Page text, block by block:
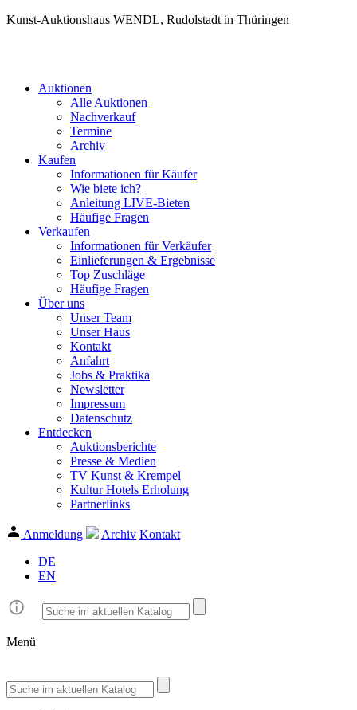
Kunst-Auktionshaus WENDL, Rudolstadt in Thüringen
Auktionen
Alle Auktionen
Nachverkauf
Termine
Archiv
Kaufen
Informationen für Käufer
Wie biete ich?
Anleitung LIVE-Bieten
Häufige Fragen
Verkaufen
Informationen für Verkäufer
Einlieferungen & Ergebnisse
Top Zuschläge
Häufige Fragen
Über uns
Unser Team
Unser Haus
Kontakt
Anfahrt
Jobs & Praktika
Newsletter
Impressum
Datenschutz
Entdecken
Auktionsberichte
Presse & Medien
TV Kunst & Krempel
Kultur Hotels Erholung
Partnerlinks
Anmeldung Archiv Kontakt
DE
EN
Menü